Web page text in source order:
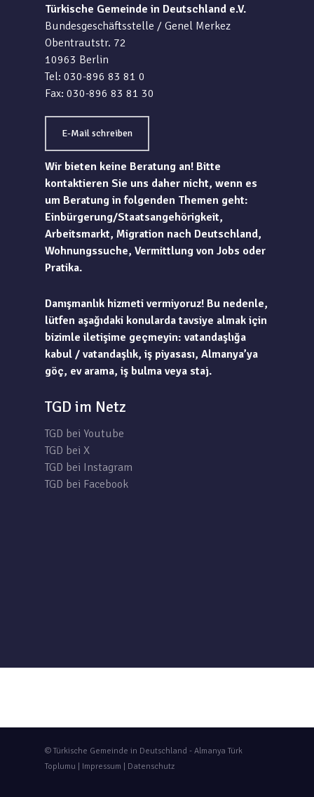
Türkische Gemeinde in Deutschland e.V.
Bundesgeschäftsstelle / Genel Merkez
Obentrautstr. 72
10963 Berlin
Tel: 030-896 83 81 0
Fax: 030-896 83 81 30
E-Mail schreiben
Wir bieten keine Beratung an! Bitte
kontaktieren Sie uns daher nicht, wenn es
um Beratung in folgenden Themen geht:
Einbürgerung/Staatsangehörigkeit,
Arbeitsmarkt, Migration nach Deutschland,
Wohnungssuche, Vermittlung von Jobs oder
Pratika.
Danışmanlık hizmeti vermiyoruz! Bu nedenle,
lütfen aşağıdaki konularda tavsiye almak için
bizimle iletişime geçmeyin: vatandaşlığa
kabul / vatandaşlık, iş piyasası, Almanya’ya
göç, ev arama, iş bulma veya staj.
TGD im Netz
TGD bei Youtube
TGD bei X
TGD bei Instagram
TGD bei Facebook
© Türkische Gemeinde in Deutschland - Almanya Türk
Toplumu | Impressum Datenschutz